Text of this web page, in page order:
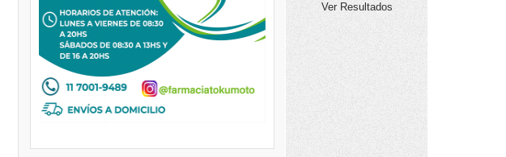
Ver Resultados